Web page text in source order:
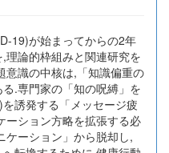
19)が始まってからの2年
理論的枠組みと関連研究を
意識の中核は,「知識偏重の
.専門家の「知の呪縛」を
誘発する「メッセージ疲
ーション方略を拡張する必
ケーション」から脱却し,